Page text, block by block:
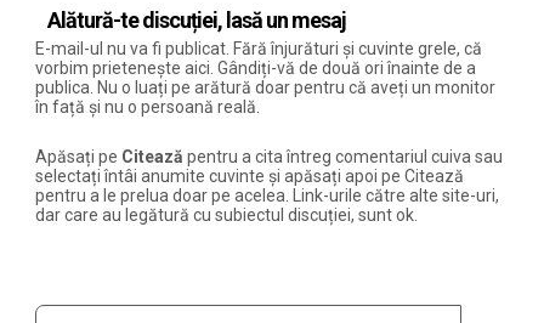
Alătură-te discuției, lasă un mesaj
E-mail-ul nu va fi publicat. Fără înjurături și cuvinte grele, că
vorbim prietenește aici. Gândiți-vă de două ori înainte de a
publica. Nu o luați pe arătură doar pentru că aveți un monitor
în față și nu o persoană reală.
Apăsați pe Citează pentru a cita întreg comentariul cuiva sau
selectați întâi anumite cuvinte și apăsați apoi pe Citează
pentru a le prelua doar pe acelea. Link-urile către alte site-uri,
dar care au legătură cu subiectul discuției, sunt ok.